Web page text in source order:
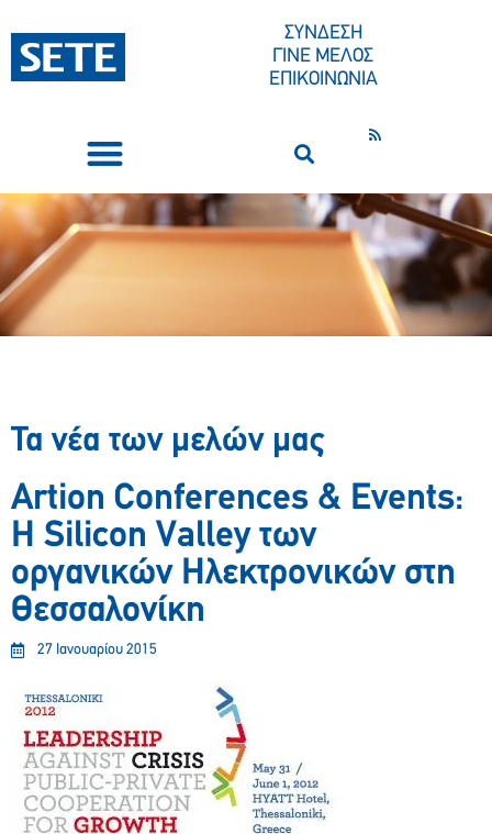
ΣΥΝΔΕΣΗ
ΓΙΝΕ ΜΕΛΟΣ
ΕΠΙΚΟΙΝΩΝΙΑ
Τα νέα των μελών μας
Artion Conferences & Events:
Η Silicon Valley των
οργανικών Ηλεκτρονικών στη
Θεσσαλονίκη
27 Ιανουαρίου 2015